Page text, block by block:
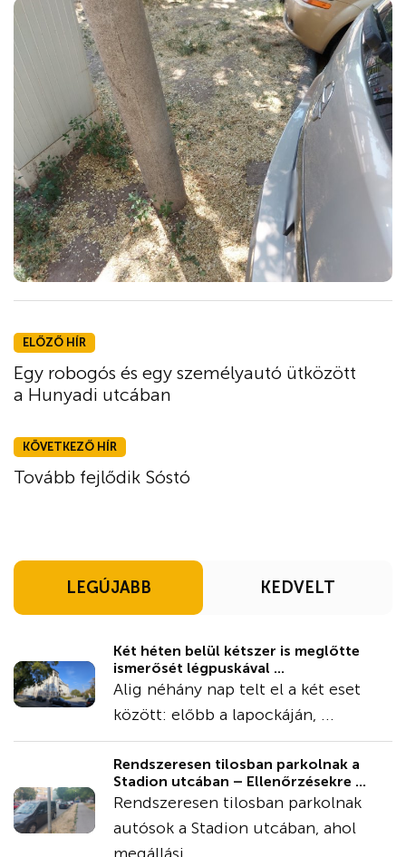
ELŐZŐ HÍR
Egy robogós és egy személyautó ütközött
a Hunyadi utcában
KÖVETKEZŐ HÍR
Tovább fejlődik Sóstó
LEGÚJABB KEDVELT
Két héten belül kétszer is meglőtte
ismerősét légpuskával ...
Alig néhány nap telt el a két eset
között: előbb a lapockáján, ...
Rendszeresen tilosban parkolnak a
Stadion utcában – Ellenőrzésekre ...
Rendszeresen tilosban parkolnak
autósok a Stadion utcában, ahol
megállási ...